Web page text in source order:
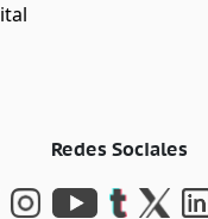
Redes Sociales